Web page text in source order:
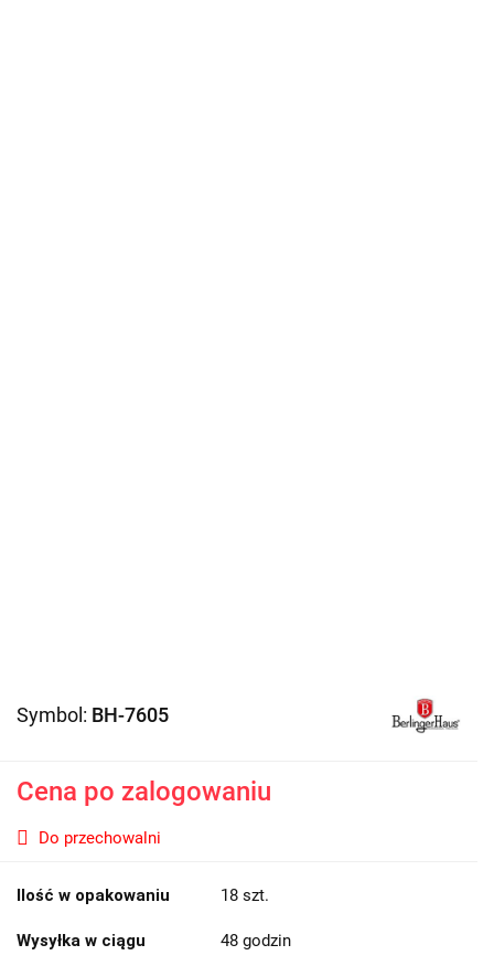
Symbol: BH-7605
Cena po zalogowaniu
Do przechowalni
Ilość w opakowaniu 18 szt.
Wysyłka w ciągu 48 godzin